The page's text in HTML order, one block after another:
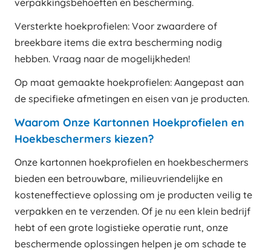
Versterkte hoekprofielen: Voor zwaardere of
breekbare items die extra bescherming nodig
hebben. Vraag naar de mogelijkheden!
Op maat gemaakte hoekprofielen: Aangepast aan
de specifieke afmetingen en eisen van je producten.
Waarom Onze Kartonnen Hoekprofielen en
Hoekbeschermers kiezen?
Onze kartonnen hoekprofielen en hoekbeschermers
bieden een betrouwbare, milieuvriendelijke en
kosteneffectieve oplossing om je producten veilig te
verpakken en te verzenden. Of je nu een klein bedrijf
hebt of een grote logistieke operatie runt, onze
beschermende oplossingen helpen je om schade te